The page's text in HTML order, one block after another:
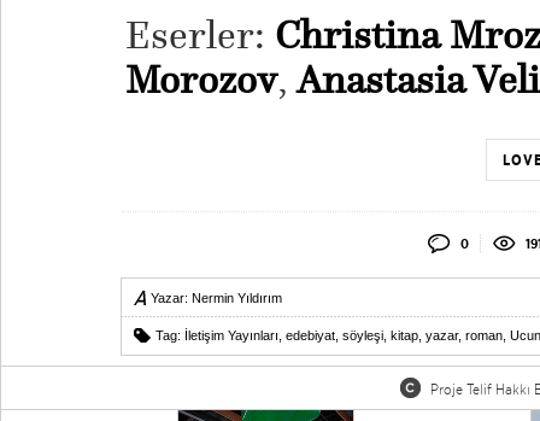
Eserler: Christina
Morozov,Anastasia
0
Yazar: Nermin Yıldırım
Tag: İletişim Yayınları edebiyat söyleşi kitap yazar, roman
Proje Telif Hakkı